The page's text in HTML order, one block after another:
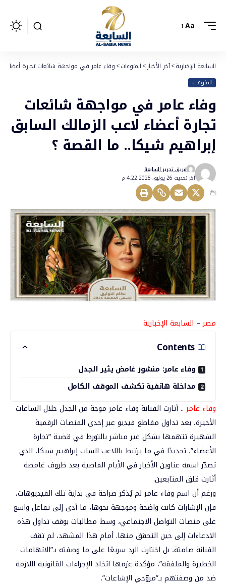
Aa
السابعة الإخبارية>آخر الأخبار>المنوعات>وفاء عامر في مواجهة شائعات تجارة أعضاء
المنوعات
وفاء عامر في مواجهة شائعات
تجارة أعضاء لاعب الزمالك السابق
إبراهيم شيكا.. ما القصة ؟
أخر تحديث 26 يوليو، 2025 4:22 م
فريق تحرير السابعة
مصر– السابعة الإخبارية
Contents
وفاء عامر: منشور غامض يثير الجدل
مداخلة هاتفية تكشف الموقف الكامل
وفاء عامر.. أثارت الفنانة وفاء عامرموجة من الجدل خلال الساعات
الأخيرة، بعد تداول مقاطع فيديو عبر إحدى المنصات الرقمية
الشهيرة تتهمها بشكل غير مباشر بالتورط في قضية “تجارة
الأعضاء”، تحديدًا في ما يرتبط باللاعب الشابإبراهيم شيكا، الذي
تصدّر اسمه عناوين الأخبار في الأيام الماضية بعد ظروف غامضة
أثارت قلق المتابعين.
ورغم أن اسم وفاء عامر لم يُذكر صراحة في بداية تلك الفيديوهات،
فإن الإشارات كانت واضحة وموجهة نحوها، ما أدى إلى تفاعل واسع
على منصات التواصل الاجتماعي، وسط مطالبات بوقف تداول هذه
الادعاءات إلى حين التحقق منها. أمام هذا المشهد، لم تقف
الفنانة صامتة، بل اختارت الرد سريعًا على ما وصفته بـ”الاتهامات
الخطيرة والملفقة”، مؤكدة عزمها اتخاذ الإجراءات القانونية اللازمة
ضد من وصفتهم بـ”مروّجي الإشاعات”.